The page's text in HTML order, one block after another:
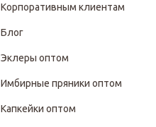
Корпоративным клиентам
Блог
Эклеры оптом
Имбирные пряники оптом
Капкейки оптом